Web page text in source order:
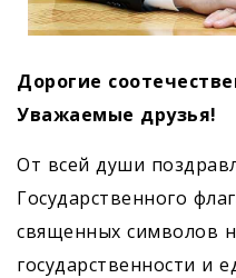
Дорогие
Уважаемые друзья!
От всей души
Государственного
священных символов
государственности и